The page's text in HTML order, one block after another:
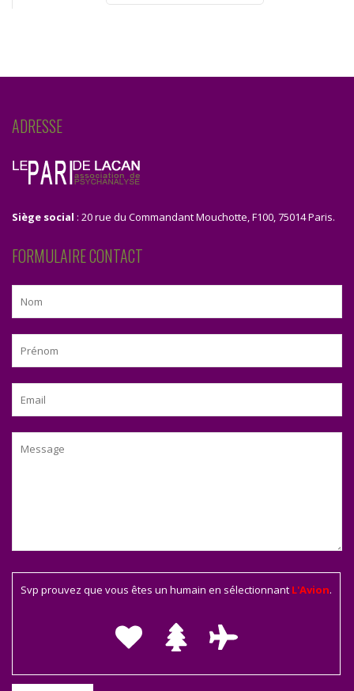
ADRESSE
Siège social : 20 rue du Commandant Mouchotte, F100, 75014 Paris.
FORMULAIRE CONTACT
Svp prouvez que vous êtes un humain en sélectionnant L'Avion.